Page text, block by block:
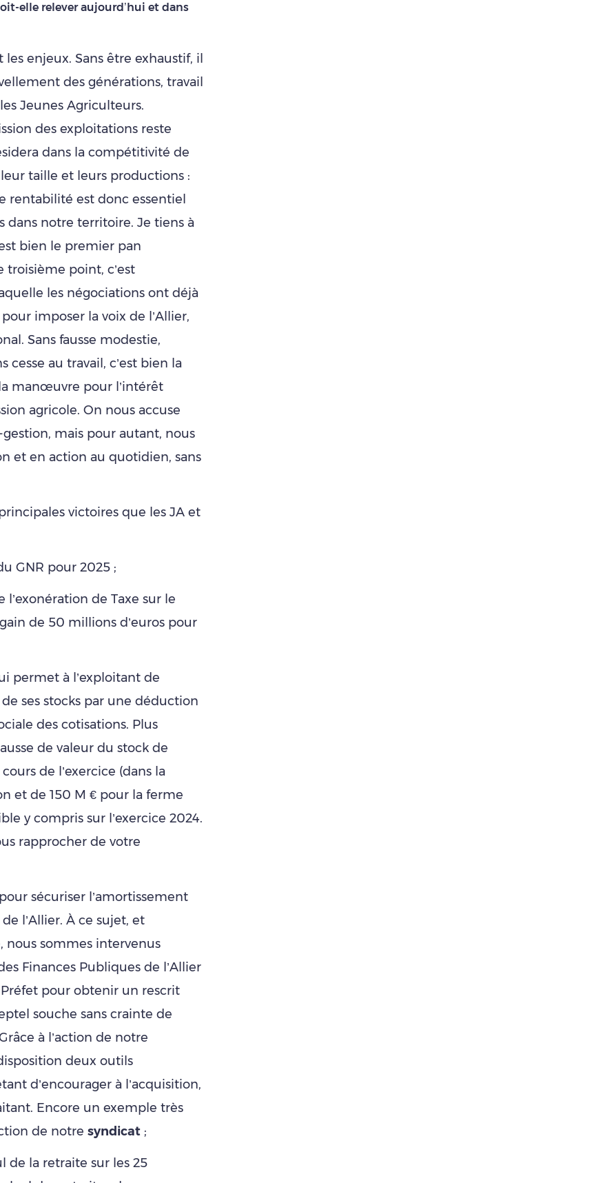
elle relever aujourd’hui et dans
enjeux. Sans être exhaustif, il
des générations, travail
Jeunes Agriculteurs.
des exploitations reste
dans la compétitivité de
taille et leurs productions :
rentabilité est donc essentiel
dans notre territoire. Je tiens à
bien le premier pan
point, c’est
les négociations ont déjà
imposer la voix de l’Allier,
Sans fausse modestie,
cesse au travail, c’est bien la
manœuvre pour l’intérêt
agricole. On nous accuse
mais pour autant, nous
et en action au quotidien, sans
victoires que les JA et
GNR pour 2025 ;
de Taxe sur le
de 50 millions d’euros pour
permet à l’exploitant de
ses stocks par une déduction
des cotisations. Plus
de valeur du stock de
de l’exercice (dans la
et de 150 M € pour la ferme
y compris sur l’exercice 2024.
rapprocher de votre
sécuriser l’amortissement
l’Allier. À ce sujet, et
nous sommes intervenus
Finances Publiques de l’Allier
Préfet pour obtenir un rescrit
souche sans crainte de
à l’action de notre
deux outils
d’encourager à l’acquisition,
Encore un exemple très
de notre syndicat ;
de la retraite sur les 25